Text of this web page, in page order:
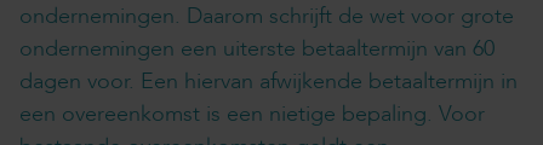
ondernemingen. Daarom schrijft de wet voor grote
ondernemingen een uiterste betaaltermijn van 60
dagen voor. Een hiervan afwijkende betaaltermijn in
een overeenkomst is een nietige bepaling. Voor